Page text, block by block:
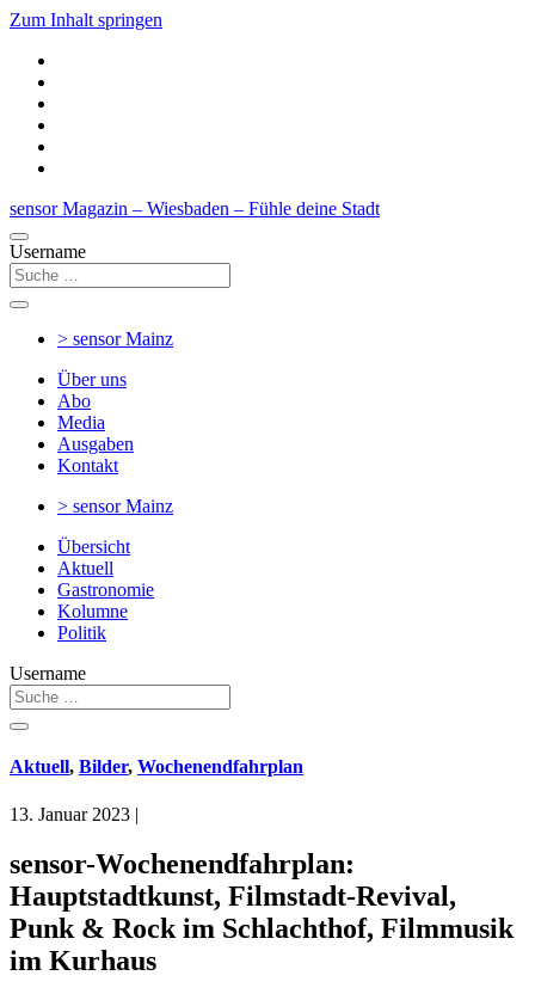
Zum Inhalt springen
sensor Magazin – Wiesbaden – Fühle deine Stadt
Username
> sensorMainz
Über uns
Abo
Media
Ausgaben
Kontakt
> sensorMainz
Übersicht
Aktuell
Gastronomie
Kolumne
Politik
Username
Aktuell, Bilder, Wochenendfahrplan
13. Januar 2023 |
sensor-Wochenendfahrplan:
Hauptstadtkunst, Filmstadt-Revival,
Punk & Rock im Schlachthof, Filmmusik
im Kurhaus